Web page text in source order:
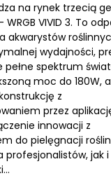
na rynek trzecią
VIVID 3. To
akwarystów
wydajności,
spektrum
moc do 180W,
z
przez
innowacji z
do pielęgnacji roślin
profesjonalistów, jak i